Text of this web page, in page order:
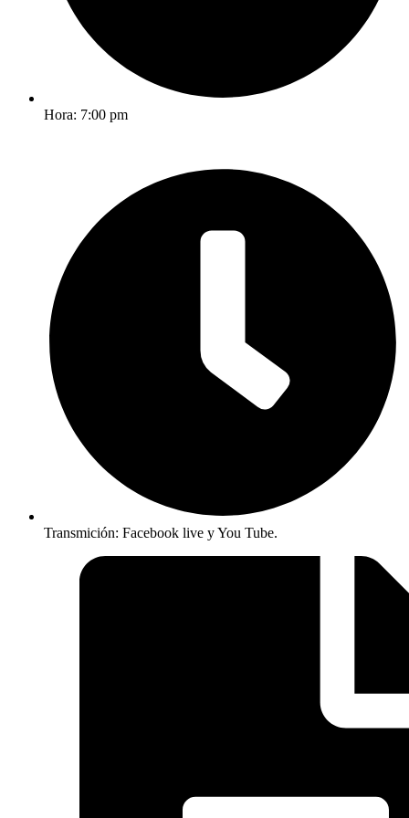
Hora: 7:00 pm
Transmición: Facebook live y You Tube.